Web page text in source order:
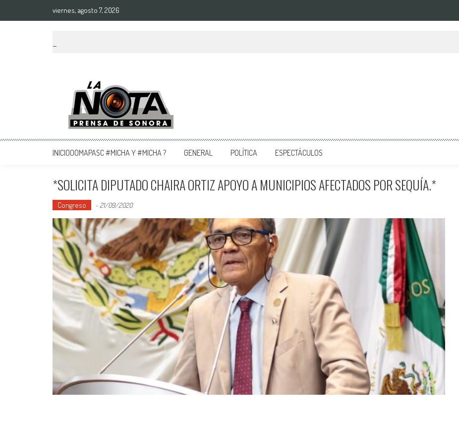
viernes, agosto 7, 2026
La Nota Prensa De Sonora
Noticias del día
INICIOOOMAPASC #MICHA Y #MICHA ? GENERAL POLÍTICA ESPECTÁCULOS
*SOLICITA DIPUTADO CHAIRA ORTIZ APOYO A MUNICIPIOS AFECTADOS POR SEQUÍA.*
Congreso - 21/09/2020